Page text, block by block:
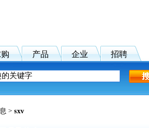
产品 企业 招聘
> sxv